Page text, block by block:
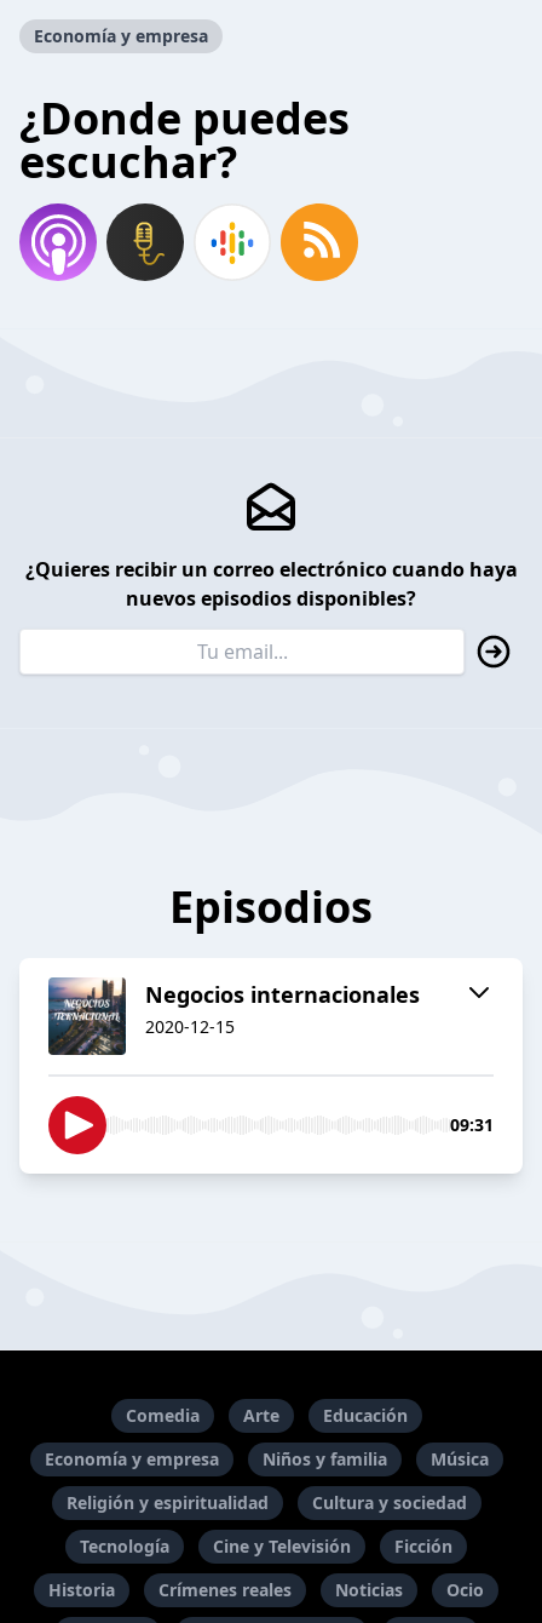
Economía y empresa
¿Donde puedes
escuchar?
¿Quieres recibir un correo electrónico cuando haya
nuevos episodios disponibles?
Episodios
Negocios internacionales
2020-12-15
09:31
Comedia Arte
Educación
Economía y empresa
Niños y familia
Música
Religión y espiritualidad
Cultura y sociedad
Tecnología
Cine y Televisión
Ficción
Historia
Crímenes reales Noticias
Ocio